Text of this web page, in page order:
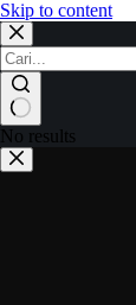
Skip to content
No results